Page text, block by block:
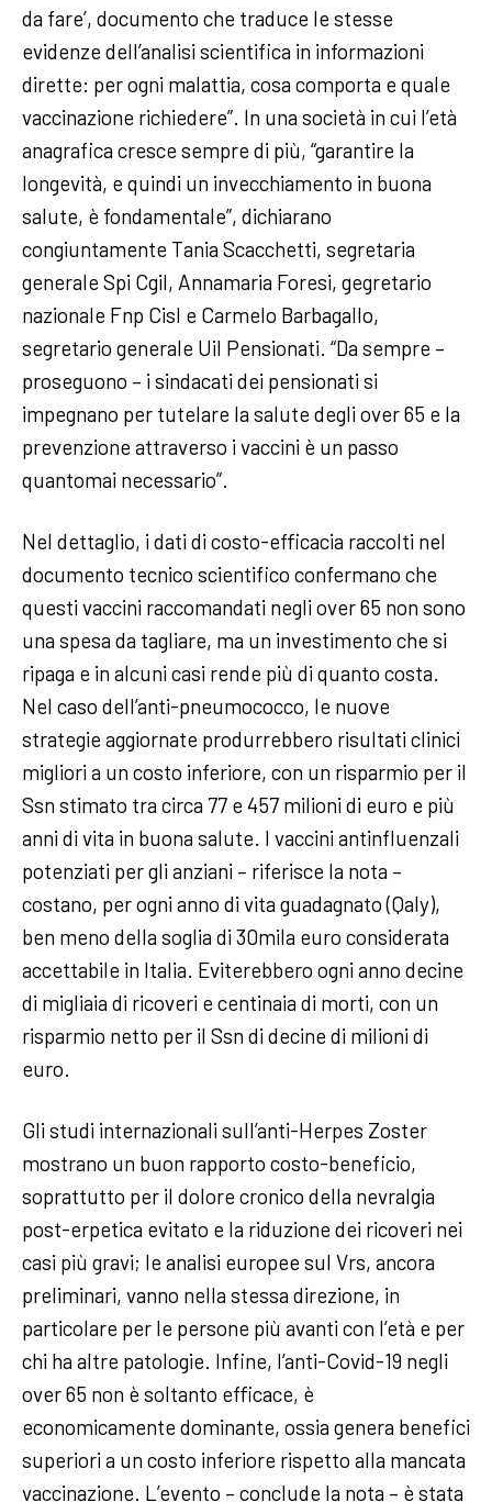
da fare’, documento che traduce le stesse
evidenze dell’analisi scientifica in informazioni
dirette: per ogni malattia, cosa comporta e quale
vaccinazione richiedere”. In una società in cui l’età
anagrafica cresce sempre di più, “garantire la
longevità, e quindi un invecchiamento in buona
salute, è fondamentale”, dichiarano
congiuntamente Tania Scacchetti, segretaria
generale Spi Cgil, Annamaria Foresi, gegretario
nazionale Fnp Cisl e Carmelo Barbagallo,
segretario generale Uil Pensionati. “Da sempre –
proseguono – i sindacati dei pensionati si
impegnano per tutelare la salute degli over 65 e la
prevenzione attraverso i vaccini è un passo
quantomai necessario”.
Nel dettaglio, i dati di costo-efficacia raccolti nel
documento tecnico scientifico confermano che
questi vaccini raccomandati negli over 65 non sono
una spesa da tagliare, ma un investimento che si
ripaga e in alcuni casi rende più di quanto costa.
Nel caso dell’anti-pneumococco, le nuove
strategie aggiornate produrrebbero risultati clinici
migliori a un costo inferiore, con un risparmio per il
Ssn stimato tra circa 77 e 457 milioni di euro e più
anni di vita in buona salute. I vaccini antinfluenzali
potenziati per gli anziani – riferisce la nota –
costano, per ogni anno di vita guadagnato (Qaly),
ben meno della soglia di 30mila euro considerata
accettabile in Italia. Eviterebbero ogni anno decine
di migliaia di ricoveri e centinaia di morti, con un
risparmio netto per il Ssn di decine di milioni di
euro.
Gli studi internazionali sull’anti-Herpes Zoster
mostrano un buon rapporto costo-beneficio,
soprattutto per il dolore cronico della nevralgia
post-erpetica evitato e la riduzione dei ricoveri nei
casi più gravi; le analisi europee sul Vrs, ancora
preliminari, vanno nella stessa direzione, in
particolare per le persone più avanti con l’età e per
chi ha altre patologie. Infine, l’anti-Covid-19 negli
over 65 non è soltanto efficace, è
economicamente dominante, ossia genera benefici
superiori a un costo inferiore rispetto alla mancata
vaccinazione. L’evento – conclude la nota – è stata